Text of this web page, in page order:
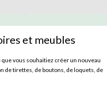
et meubles
vous souhaitiez créer un nouveau
de tirettes, de boutons, de loquets, de